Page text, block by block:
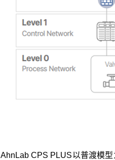
AhnLab CPS PLUS以普渡模